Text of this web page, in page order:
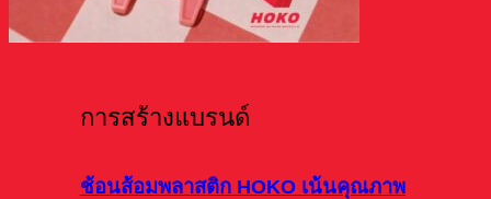
การสร้างแบรนด์
ช้อนส้อมพลาสติก HOKO เน้นคุณภาพ